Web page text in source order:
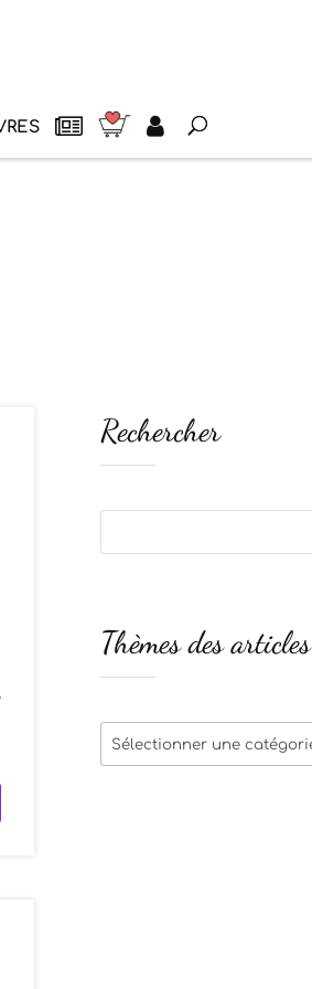
Rechercher
Thèmes des articles
Thèmes
des